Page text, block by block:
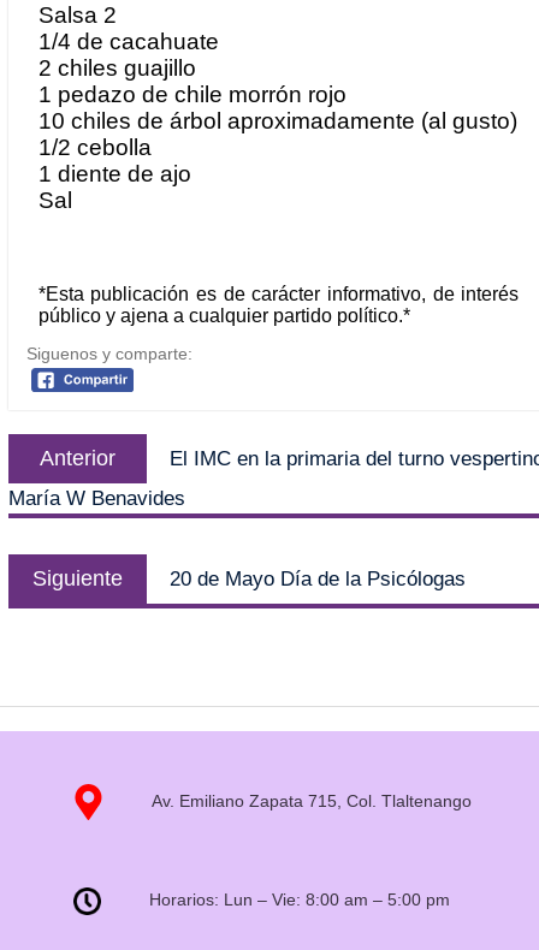
Salsa 2
1/4 de cacahuate
2 chiles guajillo
1 pedazo de chile morrón rojo
10 chiles de árbol aproximadamente (al gusto)
1/2 cebolla
1 diente de ajo
Sal
*Esta publicación es de carácter informativo, de interés
público y ajena a cualquier partido político.*
Siguenos y comparte:
Anterior
El IMC en la primaria del turno
María W Benavides
Siguiente 20 de Mayo Día de la Psicólogas
Av. Emiliano Zapata 715, Col. Tlaltenango
Horarios: Lun – Vie: 8:00 am – 5:00 pm